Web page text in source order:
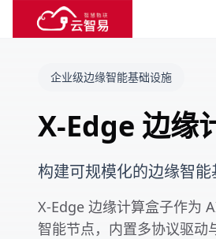
企业级边缘智能基础设施
X-Edge 边缘
构建可规模化的边缘智
X-Edge 边缘计算盒子作为
智能节点，内置多协议驱动